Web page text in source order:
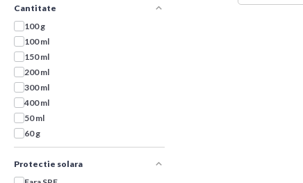
Cantitate
100 g
100 ml
150 ml
200 ml
300 ml
400 ml
50 ml
60 g
Protectie solara